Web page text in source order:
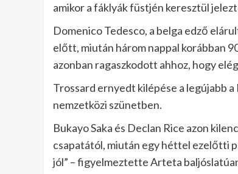
amikor a fáklyák füstjén keresztül
Domenico Tedesco, a belga edző
előtt, miután három nappal korábban
azonban ragaszkodott ahhoz, hogy
Trossard ernyedt kilépése a legújabb
nemzetközi szünetben.
Bukayo Saka és Declan Rice azon
csapatától, miután egy héttel ezelőtti
jól” – figyelmeztette Arteta